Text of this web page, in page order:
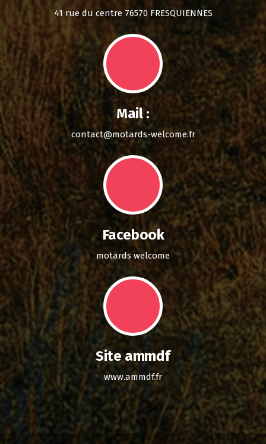
41 rue du centre 76570 FRESQUIENNES
Mail :
contact@motards-welcome.fr
Facebook
motards welcome
Site ammdf
www.ammdf.fr